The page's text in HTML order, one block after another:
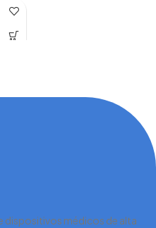
fijación de osteotomías,
dispositivos médicos de alta